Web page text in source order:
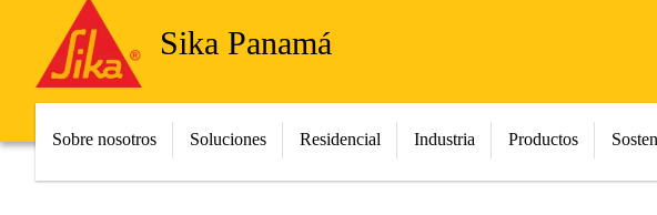
Sika Panamá
Sobre nosotros Soluciones Residencial Industria Productos